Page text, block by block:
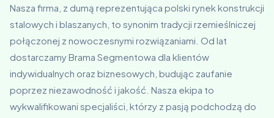
Nasza firma, z dumą reprezentująca polski rynek konstrukcji
stalowych i blaszanych, to synonim tradycji rzemieślniczej
połączonej z nowoczesnymi rozwiązaniami. Od lat
dostarczamy Brama Segmentowa dla klientów
indywidualnych oraz biznesowych, budując zaufanie
poprzez niezawodność i jakość. Nasza ekipa to
wykwalifikowani specjaliści, którzy z pasją podchodzą do